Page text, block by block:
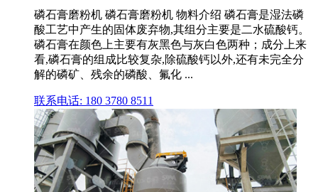
磷石膏磨粉机 磷石膏磨粉机 物料介绍 磷石膏是湿法磷
酸工艺中产生的固体废弃物,其组分主要是二水硫酸钙。
磷石膏在颜色上主要有灰黑色与灰白色两种；成分上来
看,磷石膏的组成比较复杂,除硫酸钙以外,还有未完全分
解的磷矿、残余的磷酸、氟化 ...
联系电话: 180 3780 8511